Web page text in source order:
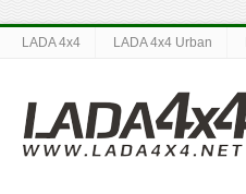
LADA 4x4 LADA 4x4 Urban